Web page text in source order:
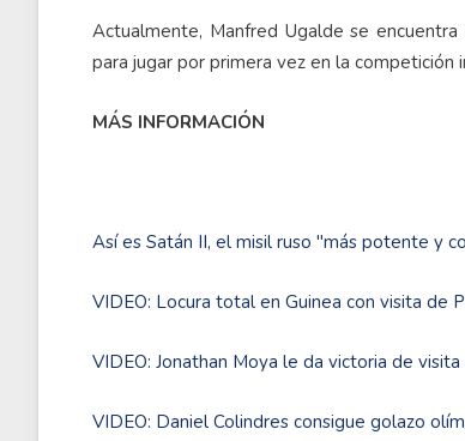
Actualmente, Manfred Ugalde se
para jugar por primera vez en la competición
MÁS INFORMACIÓN
Así es Satán II, el misil ruso "más potente y
VIDEO: Locura total en Guinea con visita de
VIDEO: Jonathan Moya le da victoria de
VIDEO: Daniel Colindres consigue golazo